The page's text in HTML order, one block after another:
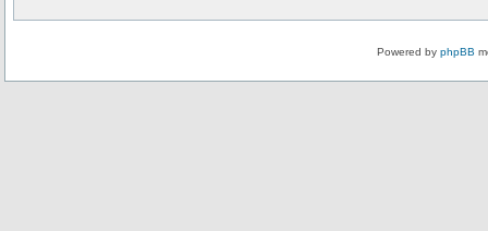
Powered by phpBB